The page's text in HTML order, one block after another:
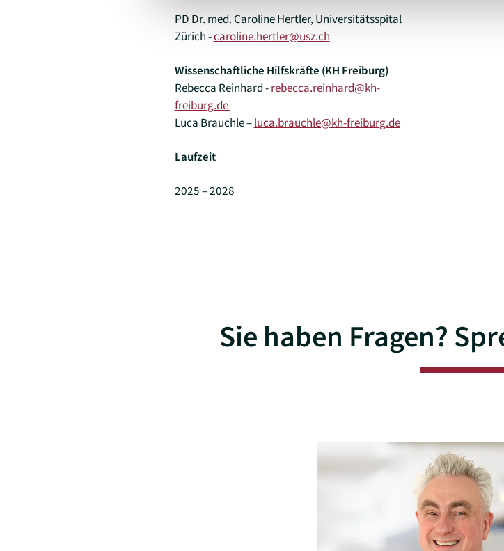
PD Dr. med. Caroline Hertler, Universitätsspital
Zürich -caroline.hertler@usz.ch
Wissenschaftliche Hilfskräfte (KH Freiburg)
Rebecca Reinhard -rebecca.reinhard@kh-
freiburg.de
Luca Brauchle –luca.brauchle@kh-freiburg.de
Laufzeit
2025 – 2028
Sie haben Fragen?